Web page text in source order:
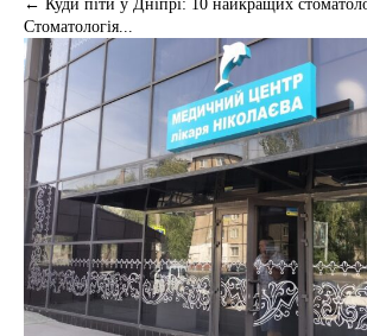
← Куди піти у Дніпрі: 10 найкращих
Стоматологія...